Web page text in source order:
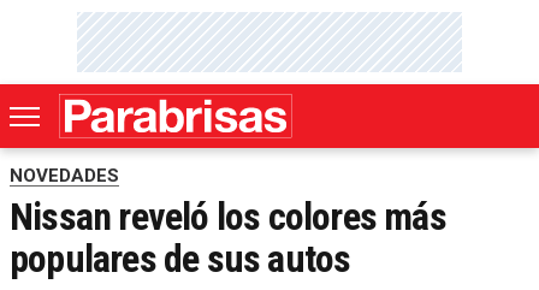
NOVEDADES
Nissan reveló los colores más
populares de sus autos